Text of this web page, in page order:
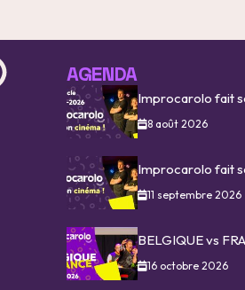
AGENDA
Improcarolo fait
8 août 2026
Improcarolo fait
11 septembre 2026
BELGIQUE vs
16 octobre 2026